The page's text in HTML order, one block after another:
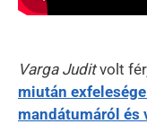
Varga Juditvolt
miután
mandátumáról